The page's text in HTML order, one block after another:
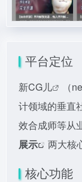
平台定位
新CG儿 （
计领域的垂直
效合成师等从
展示
两大核
核心功能